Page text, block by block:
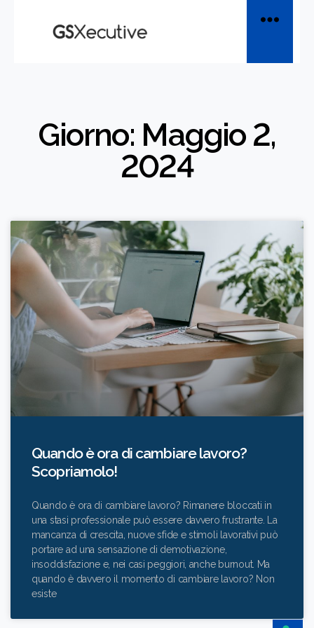
Giorno: Maggio 2,
2024
Quando è ora di cambiare lavoro?
Scopriamolo!
Quando è ora di cambiare lavoro? Rimanere bloccati in
una stasi professionale può essere davvero frustrante. La
mancanza di crescita, nuove sfide e stimoli lavorativi può
portare ad una sensazione di demotivazione,
insoddisfazione e, nei casi peggiori, anche burnout. Ma
quando è davvero il momento di cambiare lavoro? Non
esiste